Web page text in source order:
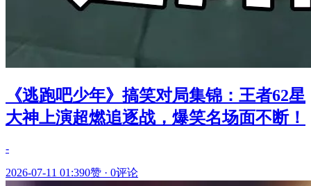
《逃跑吧少年》搞笑对局集锦：王者62星
大神上演超燃追逐战，爆笑名场面不断！
-
2026-07-11 01:390赞 · 0评论